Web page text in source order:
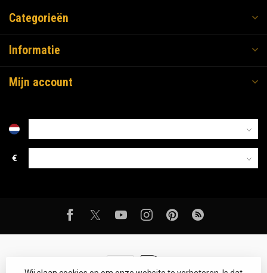
Categorieën
Informatie
Mijn account
€